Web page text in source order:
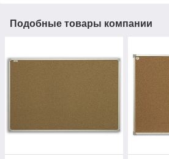
Подобные товары компании